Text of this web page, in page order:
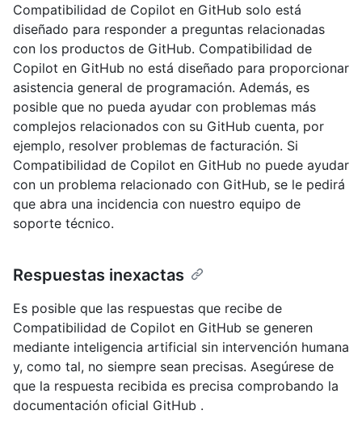
Compatibilidad de Copilot en GitHub solo está
diseñado para responder a preguntas relacionadas
con los productos de GitHub. Compatibilidad de
Copilot en GitHub no está diseñado para proporcionar
asistencia general de programación. Además, es
posible que no pueda ayudar con problemas más
complejos relacionados con su GitHub cuenta, por
ejemplo, resolver problemas de facturación. Si
Compatibilidad de Copilot en GitHub no puede ayudar
con un problema relacionado con GitHub, se le pedirá
que abra una incidencia con nuestro equipo de
soporte técnico.
Respuestas inexactas
Es posible que las respuestas que recibe de
Compatibilidad de Copilot en GitHub se generen
mediante inteligencia artificial sin intervención humana
y, como tal, no siempre sean precisas. Asegúrese de
que la respuesta recibida es precisa comprobando la
documentación oficial GitHub .